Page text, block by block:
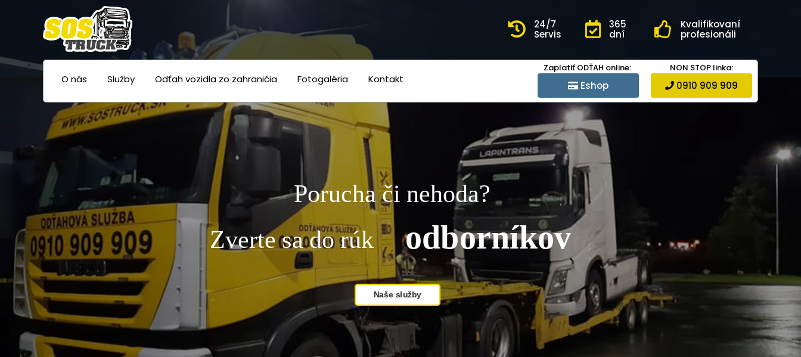
24/7
Servis
365
dní
Kvalifikovaní
profesionáli
0910 909 909
NON STOP linka:
Eshop
Zaplatiť ODŤAH online:
O nás Služby Odťah vozidla zo zahraničia Fotogaléria Kontakt
Porucha či nehoda?
Zverte sa do rúk
odborníkov
Naše služby